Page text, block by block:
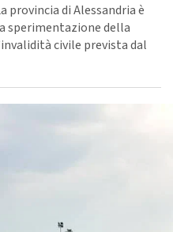
provincia di Alessandria è
sperimentazione della
civile prevista dal